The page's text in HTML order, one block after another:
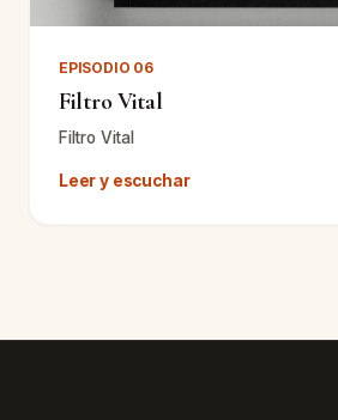
EPISODIO 06
Filtro Vital
Filtro Vital
Leer y escuchar